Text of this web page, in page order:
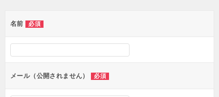
ー
シ
ョ
ン
名前 必須
メール（公開されません） 必須